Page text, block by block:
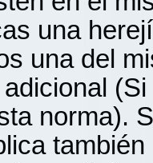
una
una del
norma).